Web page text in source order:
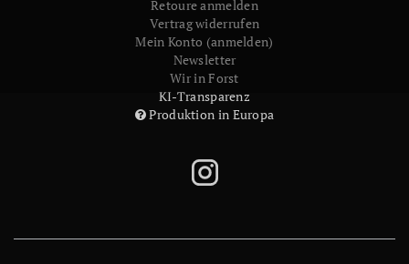
Retoure anmelden
Vertrag widerrufen
Mein Konto (anmelden)
Newsletter
Wir in Forst
KI-Transparenz
Produktion in Europa